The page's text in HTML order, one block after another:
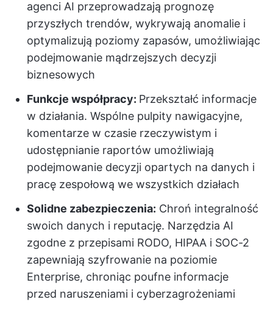
agenci AI przeprowadzają prognozę
przyszłych trendów, wykrywają anomalie i
optymalizują poziomy zapasów, umożliwiając
podejmowanie mądrzejszych decyzji
biznesowych
Funkcje współpracy: Przekształć informacje
w działania. Wspólne pulpity nawigacyjne,
komentarze w czasie rzeczywistym i
udostępnianie raportów umożliwiają
podejmowanie decyzji opartych na danych i
pracę zespołową we wszystkich działach
Solidne zabezpieczenia: Chroń integralność
swoich danych i reputację. Narzędzia AI
zgodne z przepisami RODO, HIPAA i SOC-2
zapewniają szyfrowanie na poziomie
Enterprise, chroniąc poufne informacje
przed naruszeniami i cyberzagrożeniami